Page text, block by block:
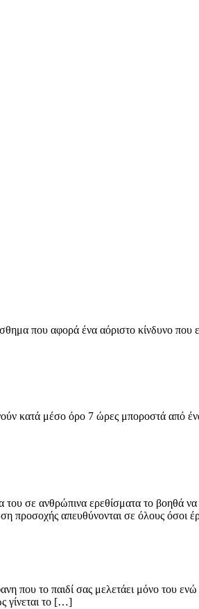
που αφορά ένα αόριστο κίνδυνο που
κατά μέσο όρο 7 ώρες μποροστά από
σε ανθρώπινα ερεθίσματα το βοηθά
προσοχής απευθύνονται σε όλους όσοι
που το παιδί σας μελετάει μόνο του
γίνεται το […]